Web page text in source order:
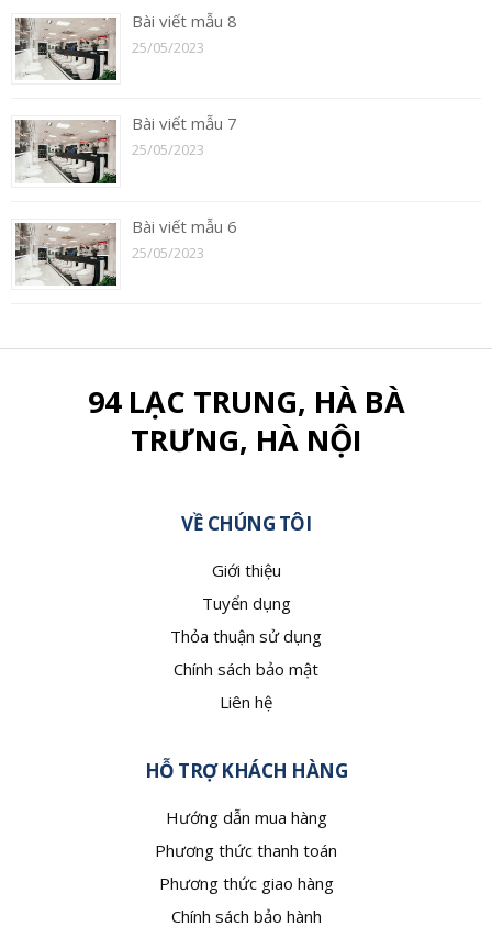
Bài viết mẫu 8
25/05/2023
Bài viết mẫu 7
25/05/2023
Bài viết mẫu 6
25/05/2023
94 LẠC TRUNG, HÀ BÀ
TRƯNG, HÀ NỘI
VỀ CHÚNG TÔI
Giới thiệu
Tuyển dụng
Thỏa thuận sử dụng
Chính sách bảo mật
Liên hệ
HỖ TRỢ KHÁCH HÀNG
Hướng dẫn mua hàng
Phương thức thanh toán
Phương thức giao hàng
Chính sách bảo hành